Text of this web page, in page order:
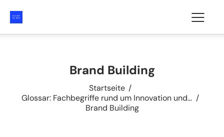
Brand Building
Startseite
Glossar: Fachbegriffe rund um Innovation und...
Brand Building